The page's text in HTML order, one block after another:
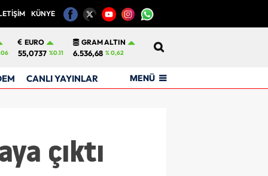
KÜNYE
EURO
55,0737 %0.11
GRAM ALTIN
6.536,68 % 0,62
CANLI YAYINLAR MENÜ
çıktı